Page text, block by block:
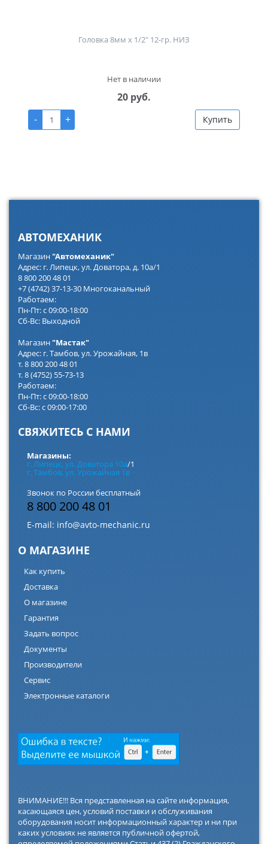
Головка 8мм х 1/2" 12-гр. НИЗ
Нет в наличии
20 руб.
-
+ Купить
АВТОМЕХАНИК
Магазин"Автомеханик"
Адрес: г. Липецк, ул. Доватора, д. 10а/1
8 800 200 48 01
+7 (4742) 37-13-30 Многоканальный
Работаем:
Пн-Пт: с 09:00-18:00
Сб-Вс: Выходной
Магазин"Мастак"
Адрес: г. Тамбов, ул. Урожайная, 1в
т. 8 800 200 48 01
т. 8 (4752) 55-73-13
Работаем:
Пн-Пт: с 09:00-18:00
Сб-Вс: с 09:00-17:00
СВЯЖИТЕСЬ С НАМИ
Магазины:
г. Липецк, ул. Доватора 10а/1
г. Тамбов, ул. Урожайная 1в
Звонок по России бесплатный
8 800 200 48 01
E-mail: info@avto-mechanic.ru
О МАГАЗИНЕ
Как купить
Доставка
О магазине
Гарантия
Задать вопрос
Документы
Производители
Сервис
Электронные каталоги
ВНИМАНИЕ!!! Вся представленная на сайте информация,
касающаяся цен, условий поставки и обслуживания
оборудования носит информационный характер и ни при
каких условиях не является публичной офертой,